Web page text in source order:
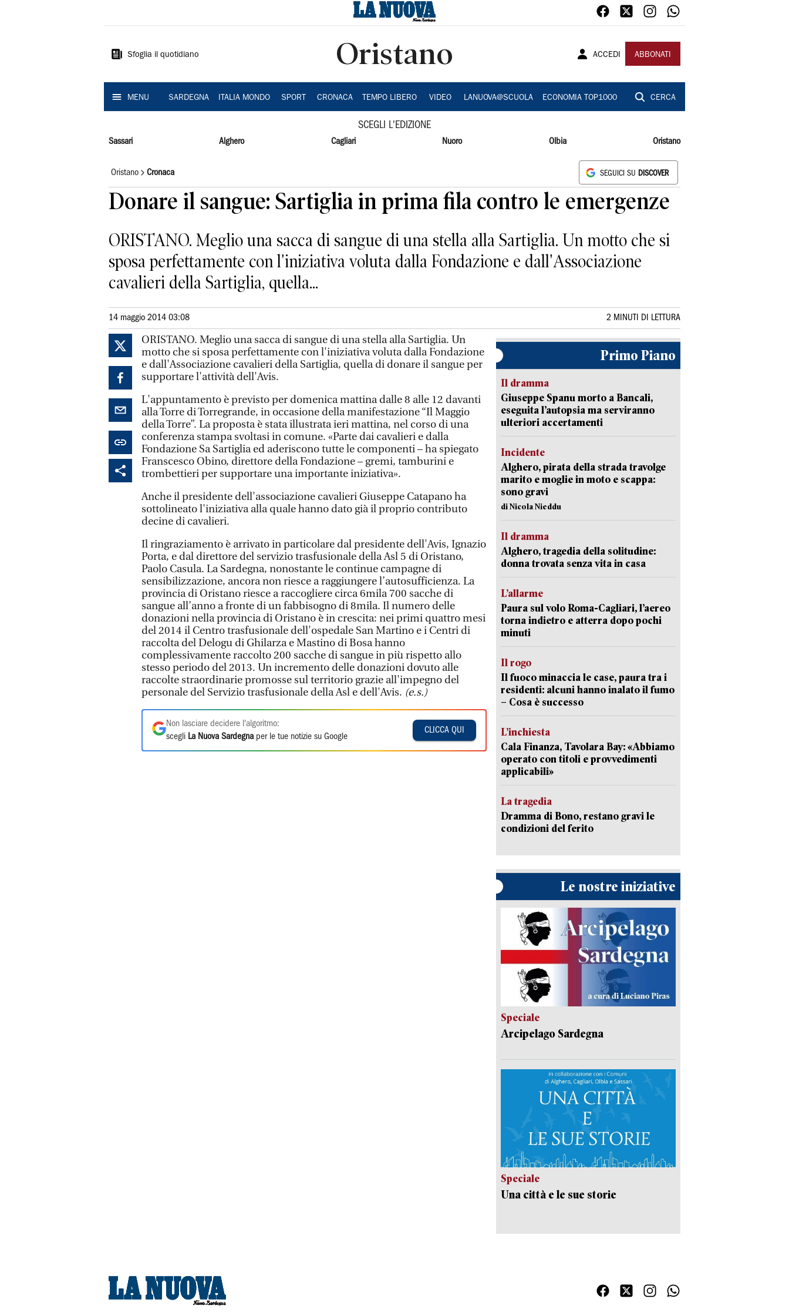
Sardegna
Sfoglia il quotidiano Oristano ACCEDI ABBONATI
MENU SARDEGNA ITALIA MONDO SPORT CRONACA TEMPO LIBERO VIDEO LANUOVA@SCUOLA ECONOMIA TOP1000 CERCA
SCEGLI L'EDIZIONE
Sassari Alghero Cagliari Nuoro Olbia Oristano
Oristano Cronaca SEGUICI SU DISCOVER
Donare il sangue: Sartiglia in prima fila contro le emergenze
ORISTANO. Meglio una sacca di sangue di una stella alla Sartiglia. Un motto che si
sposa perfettamente con l'iniziativa voluta dalla Fondazione e dall'Associazione
cavalieri della Sartiglia, quella...
14 maggio 2014 03:08 2 MINUTI DI LETTURA
ORISTANO. Meglio una sacca di sangue di una stella alla Sartiglia. Un
motto che si sposa perfettamente con l'iniziativa voluta dalla Fondazione
e dall'Associazione cavalieri della Sartiglia, quella di donare il sangue per
supportare l'attività dell'Avis.
L'appuntamento è previsto per domenica mattina dalle 8 alle 12 davanti
alla Torre di Torregrande, in occasione della manifestazione “Il Maggio
della Torre”. La proposta è stata illustrata ieri mattina, nel corso di una
conferenza stampa svoltasi in comune. «Parte dai cavalieri e dalla
Fondazione Sa Sartiglia ed aderiscono tutte le componenti – ha spiegato
Franscesco Obino, direttore della Fondazione – gremi, tamburini e
trombettieri per supportare una importante iniziativa».
Anche il presidente dell'associazione cavalieri Giuseppe Catapano ha
sottolineato l'iniziativa alla quale hanno dato già il proprio contributo
decine di cavalieri.
Il ringraziamento è arrivato in particolare dal presidente dell'Avis, Ignazio
Porta, e dal direttore del servizio trasfusionale della Asl 5 di Oristano,
Paolo Casula. La Sardegna, nonostante le continue campagne di
sensibilizzazione, ancora non riesce a raggiungere l’autosufficienza. La
provincia di Oristano riesce a raccogliere circa 6mila 700 sacche di
sangue all’anno a fronte di un fabbisogno di 8mila. Il numero delle
donazioni nella provincia di Oristano è in crescita: nei primi quattro mesi
del 2014 il Centro trasfusionale dell'ospedale San Martino e i Centri di
raccolta del Delogu di Ghilarza e Mastino di Bosa hanno
complessivamente raccolto 200 sacche di sangue in più rispetto allo
stesso periodo del 2013. Un incremento delle donazioni dovuto alle
raccolte straordinarie promosse sul territorio grazie all'impegno del
personale del Servizio trasfusionale della Asl e dell'Avis. (e.s.)
Non lasciare decidere l'algoritmo:
scegli La Nuova Sardegna per le tue notizie su Google
CLICCA QUI
Primo Piano
Il dramma
Giuseppe Spanu morto a Bancali,
eseguita l’autopsia ma serviranno
ulteriori accertamenti
Incidente
Alghero, pirata della strada travolge
marito e moglie in moto e scappa:
sono gravi
di Nicola Nieddu
Il dramma
Alghero, tragedia della solitudine:
donna trovata senza vita in casa
L’allarme
Paura sul volo Roma-Cagliari, l’aereo
torna indietro e atterra dopo pochi
minuti
Il rogo
Il fuoco minaccia le case, paura tra i
residenti: alcuni hanno inalato il fumo
– Cosa è successo
L’inchiesta
Cala Finanza, Tavolara Bay: «Abbiamo
operato con titoli e provvedimenti
applicabili»
La tragedia
Dramma di Bono, restano gravi le
condizioni del ferito
Le nostre iniziative
Speciale
Arcipelago Sardegna
Speciale
Una città e le sue storie